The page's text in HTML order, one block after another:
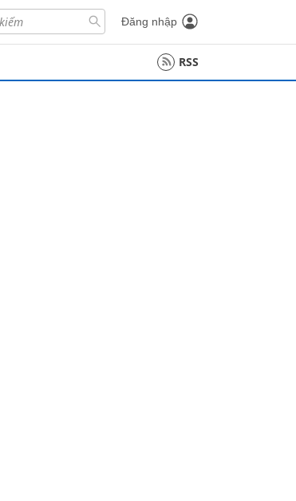
Đăng nhập
RSS